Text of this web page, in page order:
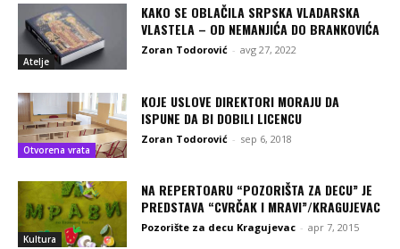
Atelje
KAKO SE OBLAČILA SRPSKA VLADARSKA
VLASTELA – OD NEMANJIĆA DO BRANKOVIĆA
Zoran Todorović - avg 27, 2022
Otvorena vrata
KOJE USLOVE DIREKTORI MORAJU DA
ISPUNE DA BI DOBILI LICENCU
Zoran Todorović - sep 6, 2018
Kultura
NA REPERTOARU “POZORIŠTA ZA DECU” JE
PREDSTAVA “CVRČAK I MRAVI”/KRAGUJEVAC
Pozorište za decu Kragujevac - apr 7, 2015